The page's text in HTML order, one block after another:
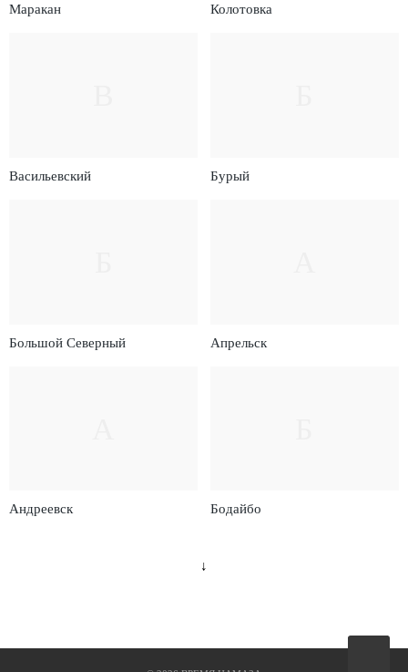
Маракан Колотовка
Васильевский Бурый
Большой Северный Апрельск
Андреевск Бодайбо
↓